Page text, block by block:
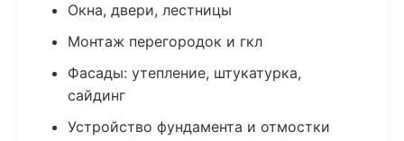
Окна, двери, лестницы
Монтаж перегородок и гкл
Фасады: утепление, штукатурка,
сайдинг
Устройство фундамента и отмостки